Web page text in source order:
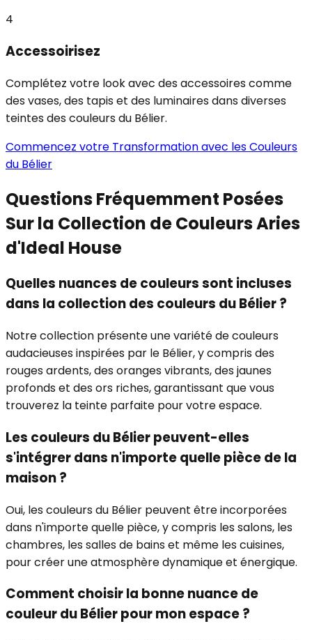
4
Accessoirisez
Complétez votre look avec des accessoires comme
des vases, des tapis et des luminaires dans diverses
teintes des couleurs du Bélier.
Commencez votre Transformation avec les Couleurs
du Bélier
Questions Fréquemment Posées
Sur la Collection de Couleurs Aries
d'Ideal House
Quelles nuances de couleurs sont incluses
dans la collection des couleurs du Bélier ?
Notre collection présente une variété de couleurs
audacieuses inspirées par le Bélier, y compris des
rouges ardents, des oranges vibrants, des jaunes
profonds et des ors riches, garantissant que vous
trouverez la teinte parfaite pour votre espace.
Les couleurs du Bélier peuvent-elles
s'intégrer dans n'importe quelle pièce de la
maison ?
Oui, les couleurs du Bélier peuvent être incorporées
dans n'importe quelle pièce, y compris les salons, les
chambres, les salles de bains et même les cuisines,
pour créer une atmosphère dynamique et énergique.
Comment choisir la bonne nuance de
couleur du Bélier pour mon espace ?